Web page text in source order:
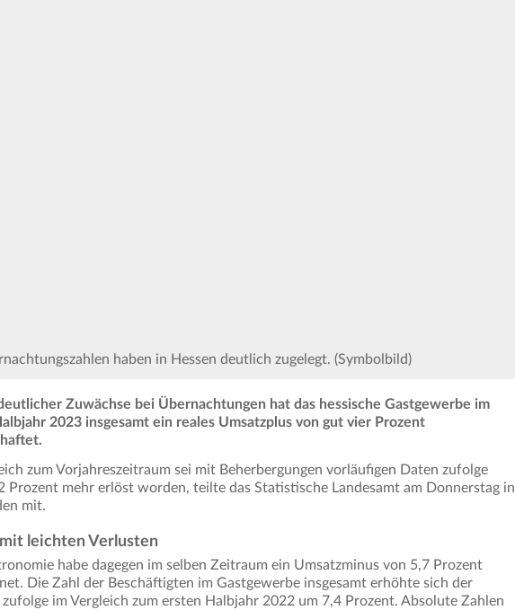
haben in Hessen deutlich zugelegt. (Symbolbild)
Zuwächse bei Übernachtungen hat das hessische Gastgewerbe im
2023 insgesamt ein reales Umsatzplus von gut vier Prozent
zum Vorjahreszeitraum sei mit Beherbergungen vorläufigen Daten zufolge
Prozent mehr erlöst worden, teilte das Statistische Landesamt am Donnerstag in
mit.
leichten Verlusten
habe dagegen im selben Zeitraum ein Umsatzminus von 5,7 Prozent
Die Zahl der Beschäftigten im Gastgewerbe insgesamt erhöhte sich der
im Vergleich zum ersten Halbjahr 2022 um 7,4 Prozent. Absolute Zahlen